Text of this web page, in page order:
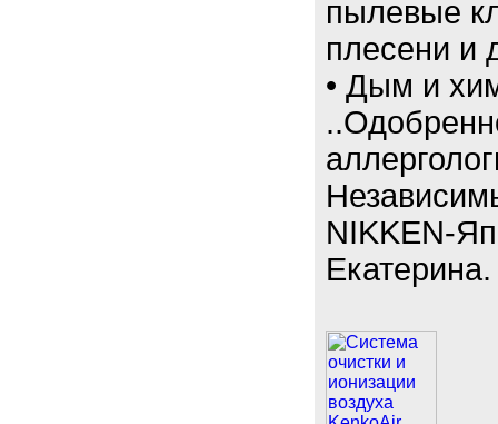
пылевые
плесени и
• Дым и
NIKKEN-
Екатерина.